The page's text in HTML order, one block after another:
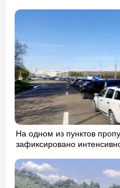
На одном из пунктов
зафиксировано